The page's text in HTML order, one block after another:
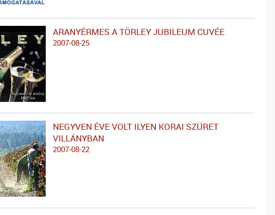
ARANYÉRMES A TÖRLEY JUBILEUM CUVÉE
2007-08-25
NEGYVEN ÉVE VOLT ILYEN KORAI SZÜRET
VILLÁNYBAN
2007-08-22